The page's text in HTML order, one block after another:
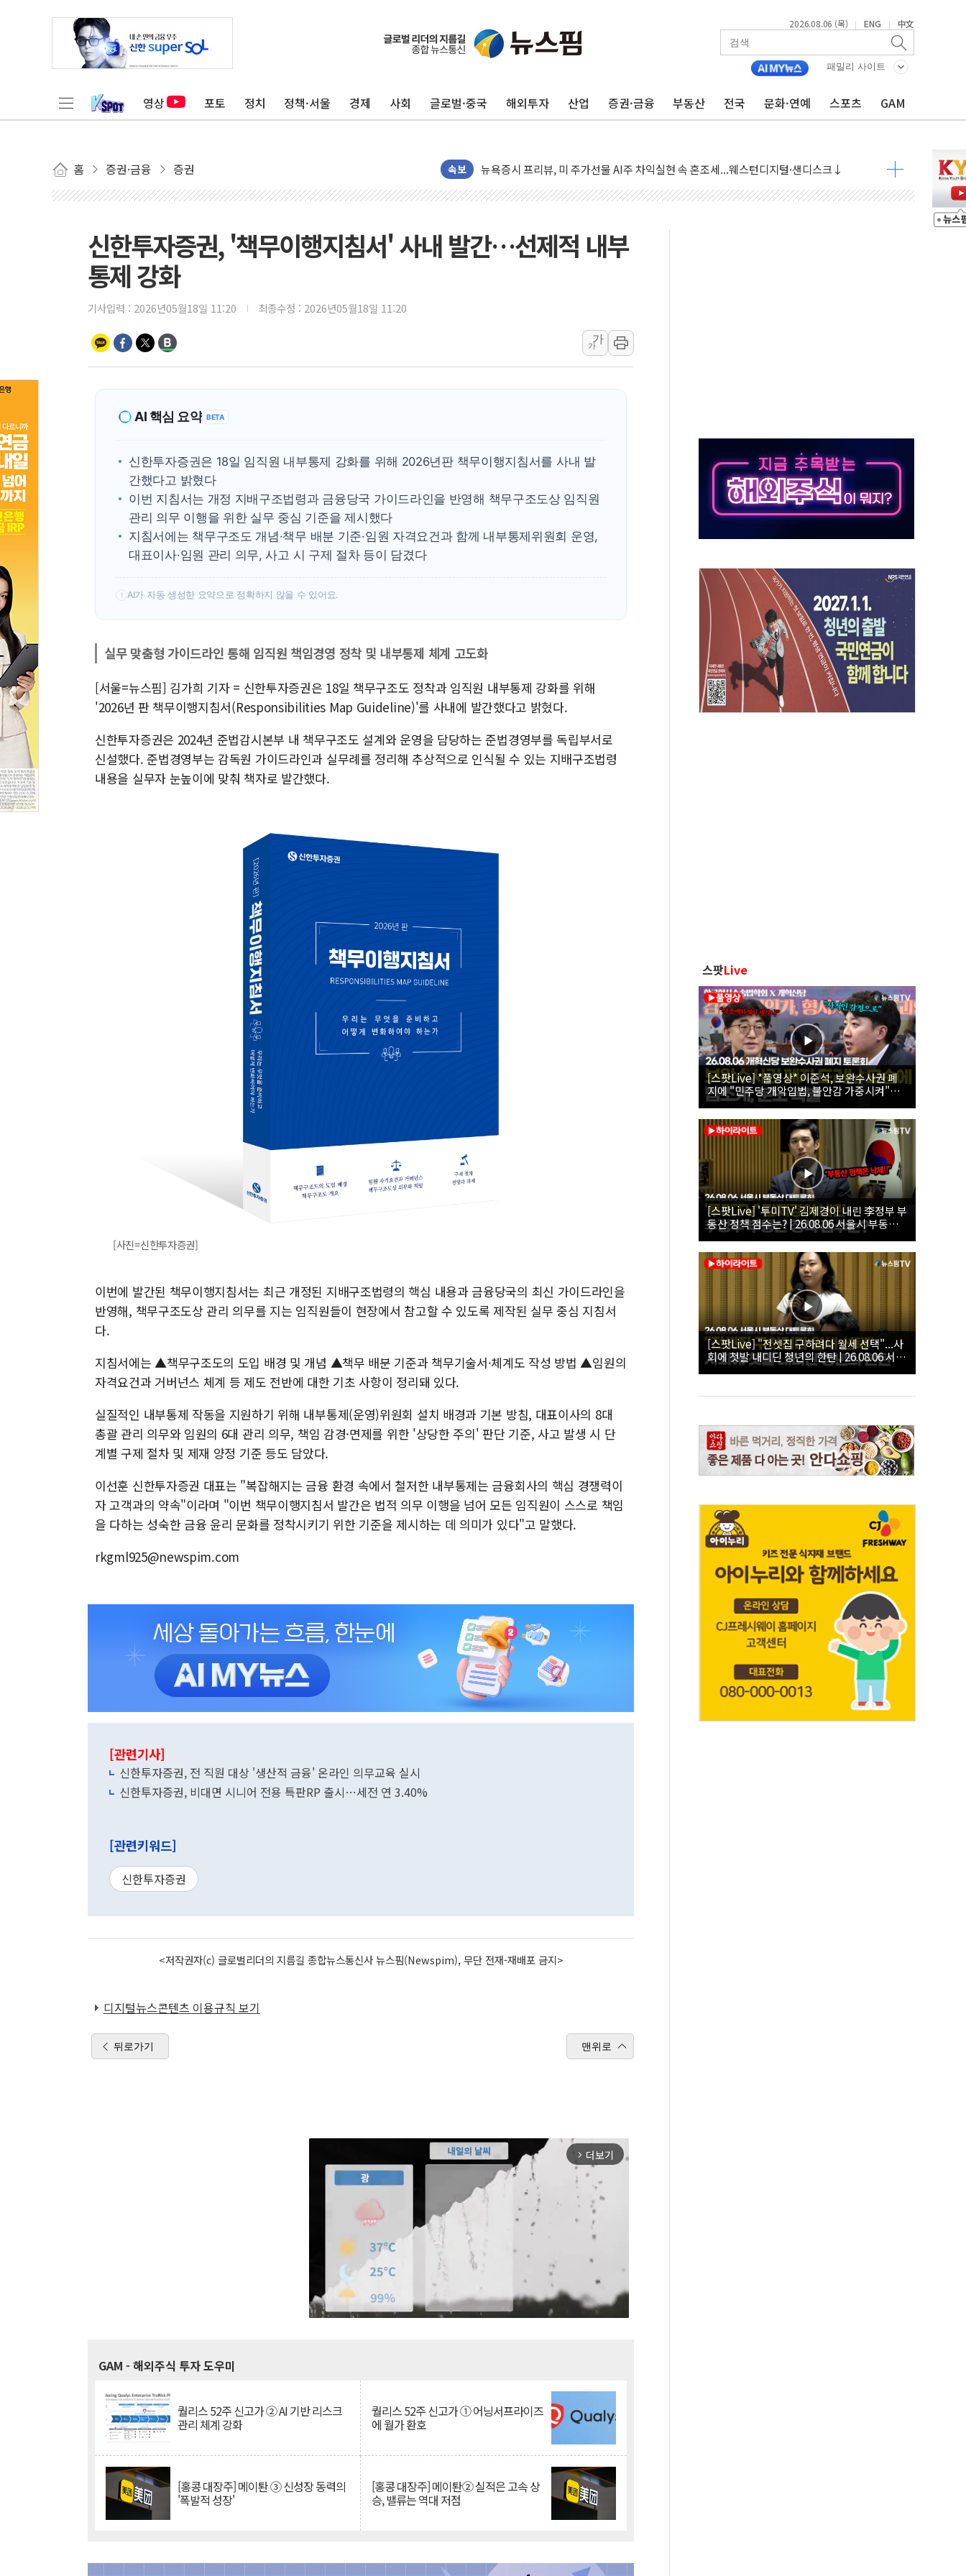
2026.08.06 (목) | ENG | 中文
패밀리 사이트
영상 포토 정치 정책·서울 경제 사회 글로벌·중국 해외투자 산업 증권·금융 부동산 전국 문화·연예 스포츠 GAM
홈 증권·금융 증권 속보
뉴욕증시 개장 전 특징주...모더나·아이온큐·도어대시↑ VS 샌디스크·피그마·앱러빈↓
김정관 장관 "영업이익 N% 성과급 반대…상법·자본시장법 개정 논의"
청와대, 북한 단거리 탄도미사일 발사에 긴급 안보 점검회의
금값 7주 만에 최고…美 고용 둔화·호르무즈 재개방 기대에 강세
러, 1인칭시점 드론으로 우크라 민간인 '사파리' 공격… 시민들 공포감 극대화 전략
[베트남 증시] 지수 하락 속 'DGC' 임시 주총 기대감에 홀로 상한가…마진 잔액은 사상 최고
해군 1함대 창설 80주년…지역과 함께하는 '선봉'의 대민 봉사
[3보] 북, 원산서 동해로 단거리 탄도미사일 1발 발사… 올해 10번째·42일 만 도발
해군과 함께하는 '불금전파, 송정' 시즌2
강원도 폭염특보 11일째…온열질환·가축 피해 최소화 '총력 대응'
[코인 시황] 비트코인, ETF 자금 유입에도 박스권…美 암호화폐 법안 처리 여부도 변수
신한투자증권, '책무이행지침서' 사내 발간…선제적 내부
통제 강화
기사입력 : 2026년05월18일 11:20 최종수정 : 2026년05월18일 11:20
가
가
AI 핵심 요약 BETA
신한투자증권은 18일 임직원 내부통제 강화를 위해 2026년판 책무이행지침서를 사내 발
간했다고 밝혔다
이번 지침서는 개정 지배구조법령과 금융당국 가이드라인을 반영해 책무구조도상 임직원
관리 의무 이행을 위한 실무 중심 기준을 제시했다
지침서에는 책무구조도 개념·책무 배분 기준·임원 자격요건과 함께 내부통제위원회 운영,
대표이사·임원 관리 의무, 사고 시 구제 절차 등이 담겼다
! AI가 자동 생성한 요약으로 정확하지 않을 수 있어요.
실무 맞춤형 가이드라인 통해 임직원 책임경영 정착 및 내부통제 체계 고도화
[서울=뉴스핌] 김가희 기자 = 신한투자증권은 18일 책무구조도 정착과 임직원 내부통제 강화를 위해
'2026년 판 책무이행지침서(Responsibilities Map Guideline)'를 사내에 발간했다고 밝혔다.
신한투자증권은 2024년 준법감시본부 내 책무구조도 설계와 운영을 담당하는 준법경영부를 독립부서로
신설했다. 준법경영부는 감독원 가이드라인과 실무례를 정리해 추상적으로 인식될 수 있는 지배구조법령
내용을 실무자 눈높이에 맞춰 책자로 발간했다.
[사진=신한투자증권]
이번에 발간된 책무이행지침서는 최근 개정된 지배구조법령의 핵심 내용과 금융당국의 최신 가이드라인을
반영해, 책무구조도상 관리 의무를 지는 임직원들이 현장에서 참고할 수 있도록 제작된 실무 중심 지침서
다.
지침서에는 ▲책무구조도의 도입 배경 및 개념 ▲책무 배분 기준과 책무기술서·체계도 작성 방법 ▲임원의
자격요건과 거버넌스 체계 등 제도 전반에 대한 기초 사항이 정리돼 있다.
실질적인 내부통제 작동을 지원하기 위해 내부통제(운영)위원회 설치 배경과 기본 방침, 대표이사의 8대
총괄 관리 의무와 임원의 6대 관리 의무, 책임 감경·면제를 위한 '상당한 주의' 판단 기준, 사고 발생 시 단
계별 구제 절차 및 제재 양정 기준 등도 담았다.
이선훈 신한투자증권 대표는 "복잡해지는 금융 환경 속에서 철저한 내부통제는 금융회사의 핵심 경쟁력이
자 고객과의 약속"이라며 "이번 책무이행지침서 발간은 법적 의무 이행을 넘어 모든 임직원이 스스로 책임
을 다하는 성숙한 금융 윤리 문화를 정착시키기 위한 기준을 제시하는 데 의미가 있다"고 말했다.
rkgml925@newspim.com
[관련기사]
신한투자증권, 전 직원 대상 '생산적 금융' 온라인 의무교육 실시
신한투자증권, 비대면 시니어 전용 특판RP 출시…세전 연 3.40%
[관련키워드]
신한투자증권
<저작권자(c) 글로벌리더의 지름길 종합뉴스통신사 뉴스핌(Newspim), 무단 전재-재배포 금지>
디지털뉴스콘텐츠 이용규칙 보기
뒤로가기 맨위로
arrow_forward_ios 더보기
GAM - 해외주식 투자 도우미
퀄리스 52주 신고가 ② AI 기반 리스크
관리 체계 강화
퀄리스 52주 신고가 ① 어닝서프라이즈
에 월가 환호
[홍콩 대장주] 메이퇀 ③ 신성장 동력의
'폭발적 성장'
[홍콩 대장주] 메이퇀② 실적은 고속 상
승, 밸류는 역대 저점
스팟Live
[스팟Live] *풀영상* 이준석, 보완수사권 폐
지에 "민주당 개악입법, 불안감 가중시켜"｜
26.08.06 개혁신당 보완수사권 폐지 토론회
[스팟Live] '투미TV' 김제경이 내린 李정부 부
동산 정책 점수는? | 26.08.06 서울시 부동산
대토론회
[스팟Live] "전셋집 구하려다 월세 선택"...사
회에 첫발 내디딘 청년의 한탄 | 26.08.06 서울
시 부동산 대토론회